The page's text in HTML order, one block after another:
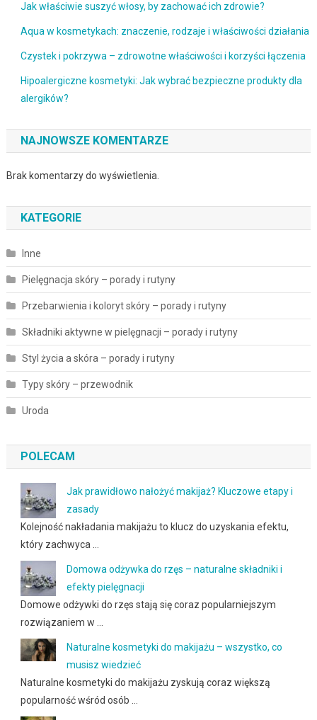
Jak właściwie suszyć włosy, by zachować ich zdrowie?
Aqua w kosmetykach: znaczenie, rodzaje i właściwości działania
Czystek i pokrzywa – zdrowotne właściwości i korzyści łączenia
Hipoalergiczne kosmetyki: Jak wybrać bezpieczne produkty dla
alergików?
NAJNOWSZE KOMENTARZE
Brak komentarzy do wyświetlenia.
KATEGORIE
Inne
Pielęgnacja skóry – porady i rutyny
Przebarwienia i koloryt skóry – porady i rutyny
Składniki aktywne w pielęgnacji – porady i rutyny
Styl życia a skóra – porady i rutyny
Typy skóry – przewodnik
Uroda
POLECAM
Jak prawidłowo nałożyć makijaż? Kluczowe etapy i
zasady
Kolejność nakładania makijażu to klucz do uzyskania efektu,
który zachwyca …
Domowa odżywka do rzęs – naturalne składniki i
efekty pielęgnacji
Domowe odżywki do rzęs stają się coraz popularniejszym
rozwiązaniem w …
Naturalne kosmetyki do makijażu – wszystko, co
musisz wiedzieć
Naturalne kosmetyki do makijażu zyskują coraz większą
popularność wśród osób …